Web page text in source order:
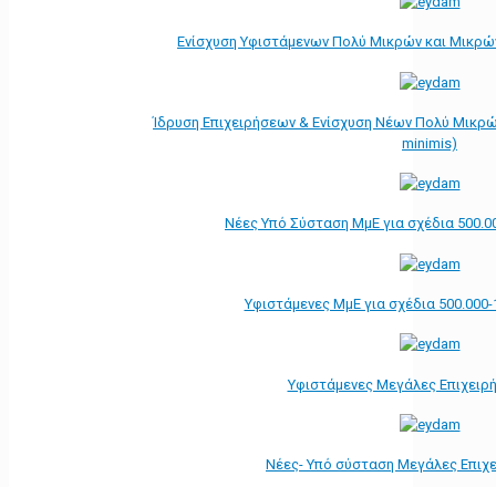
Ενίσχυση Υφιστάμενων Πολύ Μικρών και
Ίδρυση Επιχειρήσεων & Ενίσχυση Νέων Πολύ
minimis)
Νέες Υπό Σύσταση ΜμΕ για σχέδια
Υφιστάμενες ΜμΕ για σχέδια
Υφιστάμενες Μεγάλες
Νέες- Υπό σύσταση Μεγάλες